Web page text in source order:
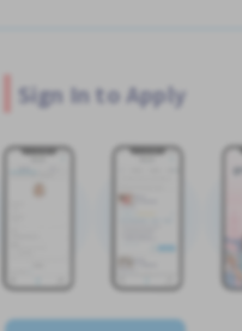
Sign In to Apply